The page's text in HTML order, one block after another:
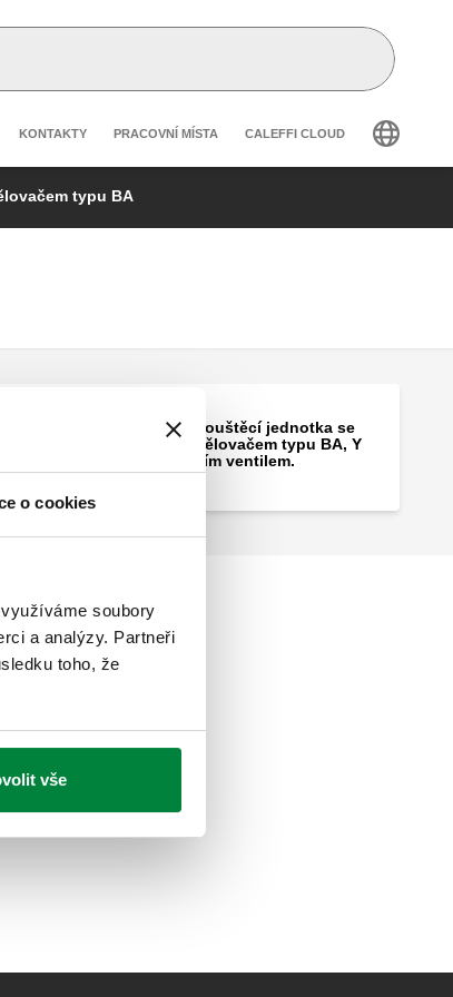
o cookies
soubory
a analýzy. Partneři
toho, že
vše
navigation
KONTAKTY PRACOVNÍ MÍSTA CALEFFI CLOUD
typu BA
Automatická dopouštěcí jednotka se
systémovým oddělovačem typu BA, Y
filtrem a uzavíracím ventilem.